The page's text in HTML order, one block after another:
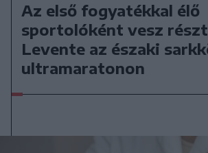
Az első fogyatékkal élő
sportolóként vesz
Levente az északi
ultramaratonon